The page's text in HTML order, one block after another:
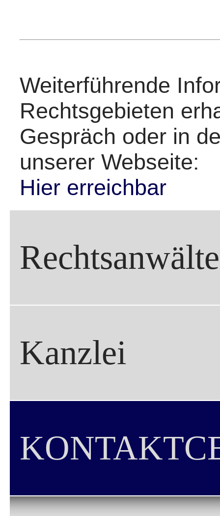
Weiterführende
Rechtsgebieten
Gespräch oder in
unserer Webseite:
Hier erreichbar
Rechtsanwälte
Kanzlei